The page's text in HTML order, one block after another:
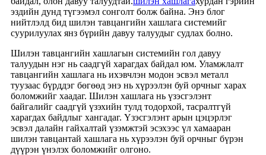
эздийн дунд түгээмэл сонголт болж байна. Энэ блог
нийтлэлд бид шилэн тавцангийн хашлага системийг
суурилуулах янз бүрийн давуу талуудыг судлах болно.
Шилэн тавцангийн хашлагын системийн гол давуу
талуудын нэг нь саадгүй харагдах байдал юм. Уламжлалт
тавцангийн хашлага нь ихэвчлэн модон эсвэл металл
туузаас бүрддэг бөгөөд энэ нь хүрээлэн буй орчныг харах
боломжийг хаадаг. Шилэн хашлага нь үзэсгэлэнт
байгалийг саадгүй үзэхийн тулд тодорхой, тасралтгүй
харагдах байдлыг хангадаг. Үзэсгэлэнт арын цэцэрлэг
эсвэл далайн гайхалтай үзэмжтэй эсэхээс үл хамааран
шилэн тавцантай хашлага нь хүрээлэн буй орчныг бүрэн
дүүрэн үнэлэх боломжийг олгоно.